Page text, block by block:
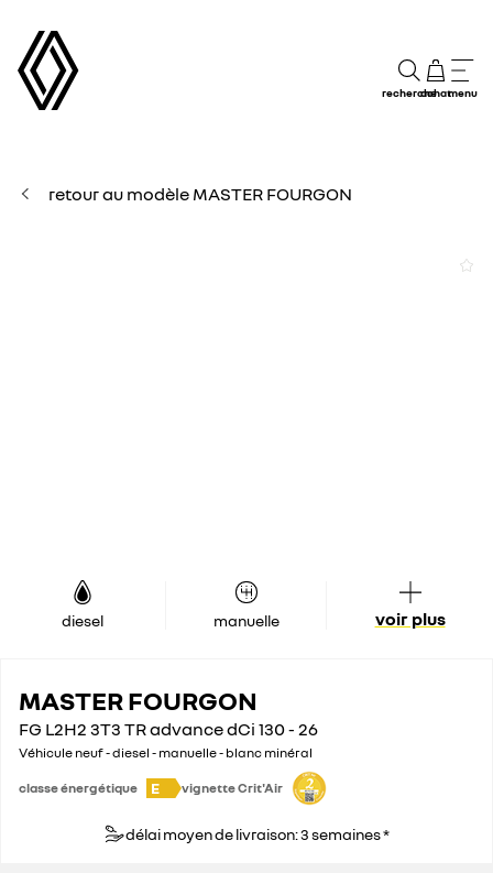
rechercheachatmenu
retour au modèle MASTER FOURGON
diesel manuelle voir plus
MASTER FOURGON
FG L2H2 3T3 TR advance dCi 130 - 26
Véhicule neuf - diesel - manuelle - blanc minéral
classe énergétique E vignette Crit'Air
délai moyen de livraison: 3 semaines *